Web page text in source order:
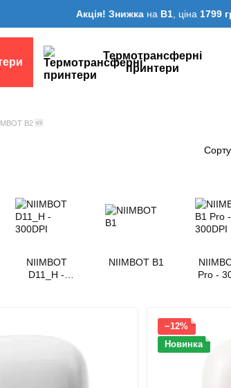
Акція! Знижка на B1 , ціна 1799
Термотрансферні
принтери
B2 🆕
NIIMBOT
D11_H -
NIIMBOT B1
Pro -
−12%
Новинка